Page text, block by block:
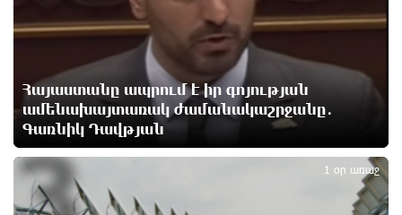
Որոնվում է նախաձեռնված քրեական վարույթի
շրջանակներում
17 ժամ առաջ
Փաշինյանն ու Թրամփը հեռախոսազրույց են
ունեցել
18 ժամ առաջ
Հայաստանը ապրում է իր գոյության
ամենախայտառակ ժամանակաշրջանը․
Գառնիկ Դավթյան
1 օր առաջ